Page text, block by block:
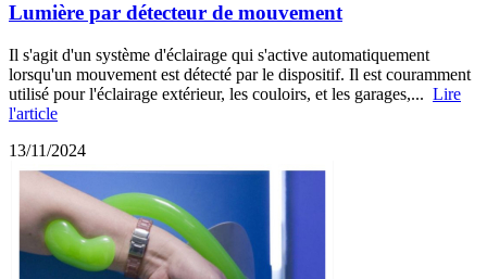
Lumière par détecteur de mouvement
Il s'agit d'un système d'éclairage qui s'active automatiquement
lorsqu'un mouvement est détecté par le dispositif. Il est couramment
utilisé pour l'éclairage extérieur, les couloirs, et les garages,... Lire
l'article
13/11/2024